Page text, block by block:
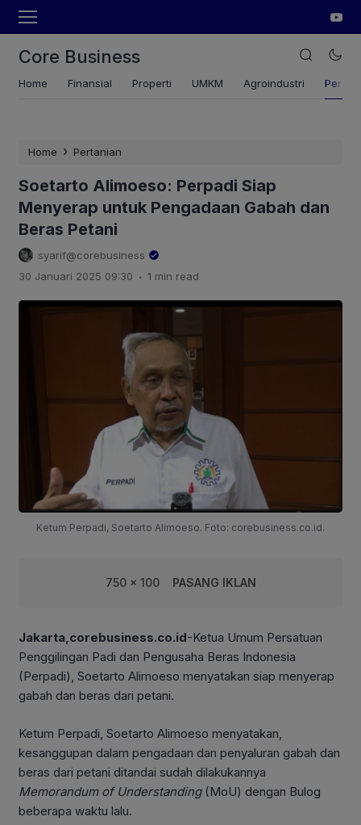
Core Business
Home Finansial Properti UMKM Agroindustri
Home › Pertanian
Soetarto Alimoeso: Perpadi Siap
Menyerap untuk Pengadaan Gabah dan
Beras Petani
syarif@corebusiness
30 Januari 2025 09:30 . 1 min read
Ketum Perpadi, Soetarto Alimoeso. Foto: corebusiness.co.id.
750 x 100 PASANG IKLAN
Jakarta,corebusiness.co.id-Ketua Umum Persatuan
Penggilingan Padi dan Pengusaha Beras Indonesia
(Perpadi), Soetarto Alimoeso menyatakan siap menyerap
gabah dan beras dari petani.
Ketum Perpadi, Soetarto Alimoeso menyatakan,
kesanggupan dalam pengadaan dan penyaluran gabah dan
beras dari petani ditandai sudah dilakukannya
Memorandum of Understanding(MoU) dengan Bulog
beberapa waktu lalu.